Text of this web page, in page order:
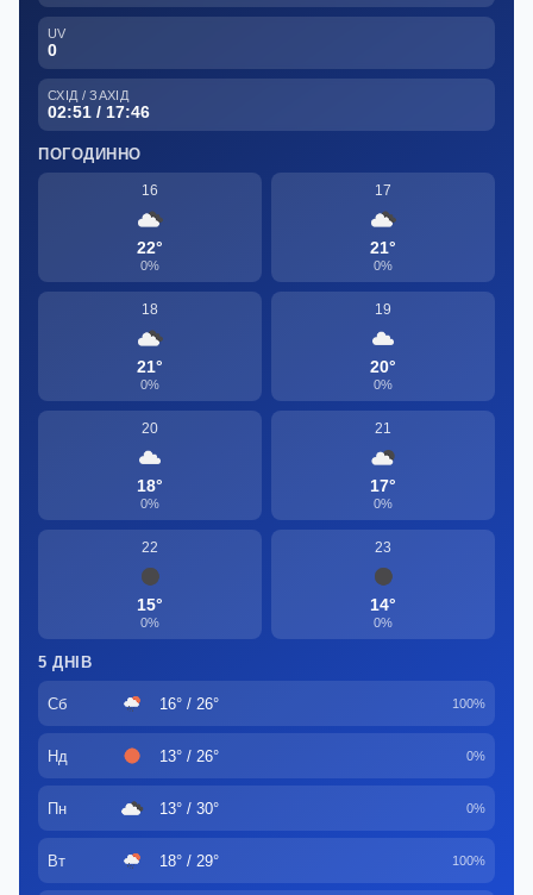
UV
0
СХІД / ЗАХІД
02:51 / 17:46
ПОГОДИННО
16
22°
0%
17
21°
0%
18
21°
0%
19
20°
0%
20
18°
0%
21
17°
0%
22
15°
0%
23
14°
0%
5 ДНІВ
Сб 16° / 26° 100%
Нд 13° / 26° 0%
Пн 13° / 30° 0%
Вт 18° / 29° 100%